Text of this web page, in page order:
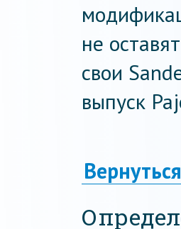
не
свои
выпуск